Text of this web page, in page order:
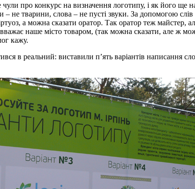
про конкурс на визначення логотипу, і як його
– не тварини, слова – не пусті звуки. За допомогою
а можна сказати оратор. Так оратор теж
наше місто товаром, (так можна сказати, але ж
кажу.
в реальний: виставили п’ять варіантів написання